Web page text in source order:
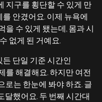
지구를 횡단할 수 있게 만
안겼어요. 이제 뉴욕에
수 있게 됐는데, 몸과 시
없게 된 거예요.
단일 기준 시간인
를 해결해요. 하지만 여전
로는 한눈에 봐야 하죠. 글
달했어요. 두 번째 시간대